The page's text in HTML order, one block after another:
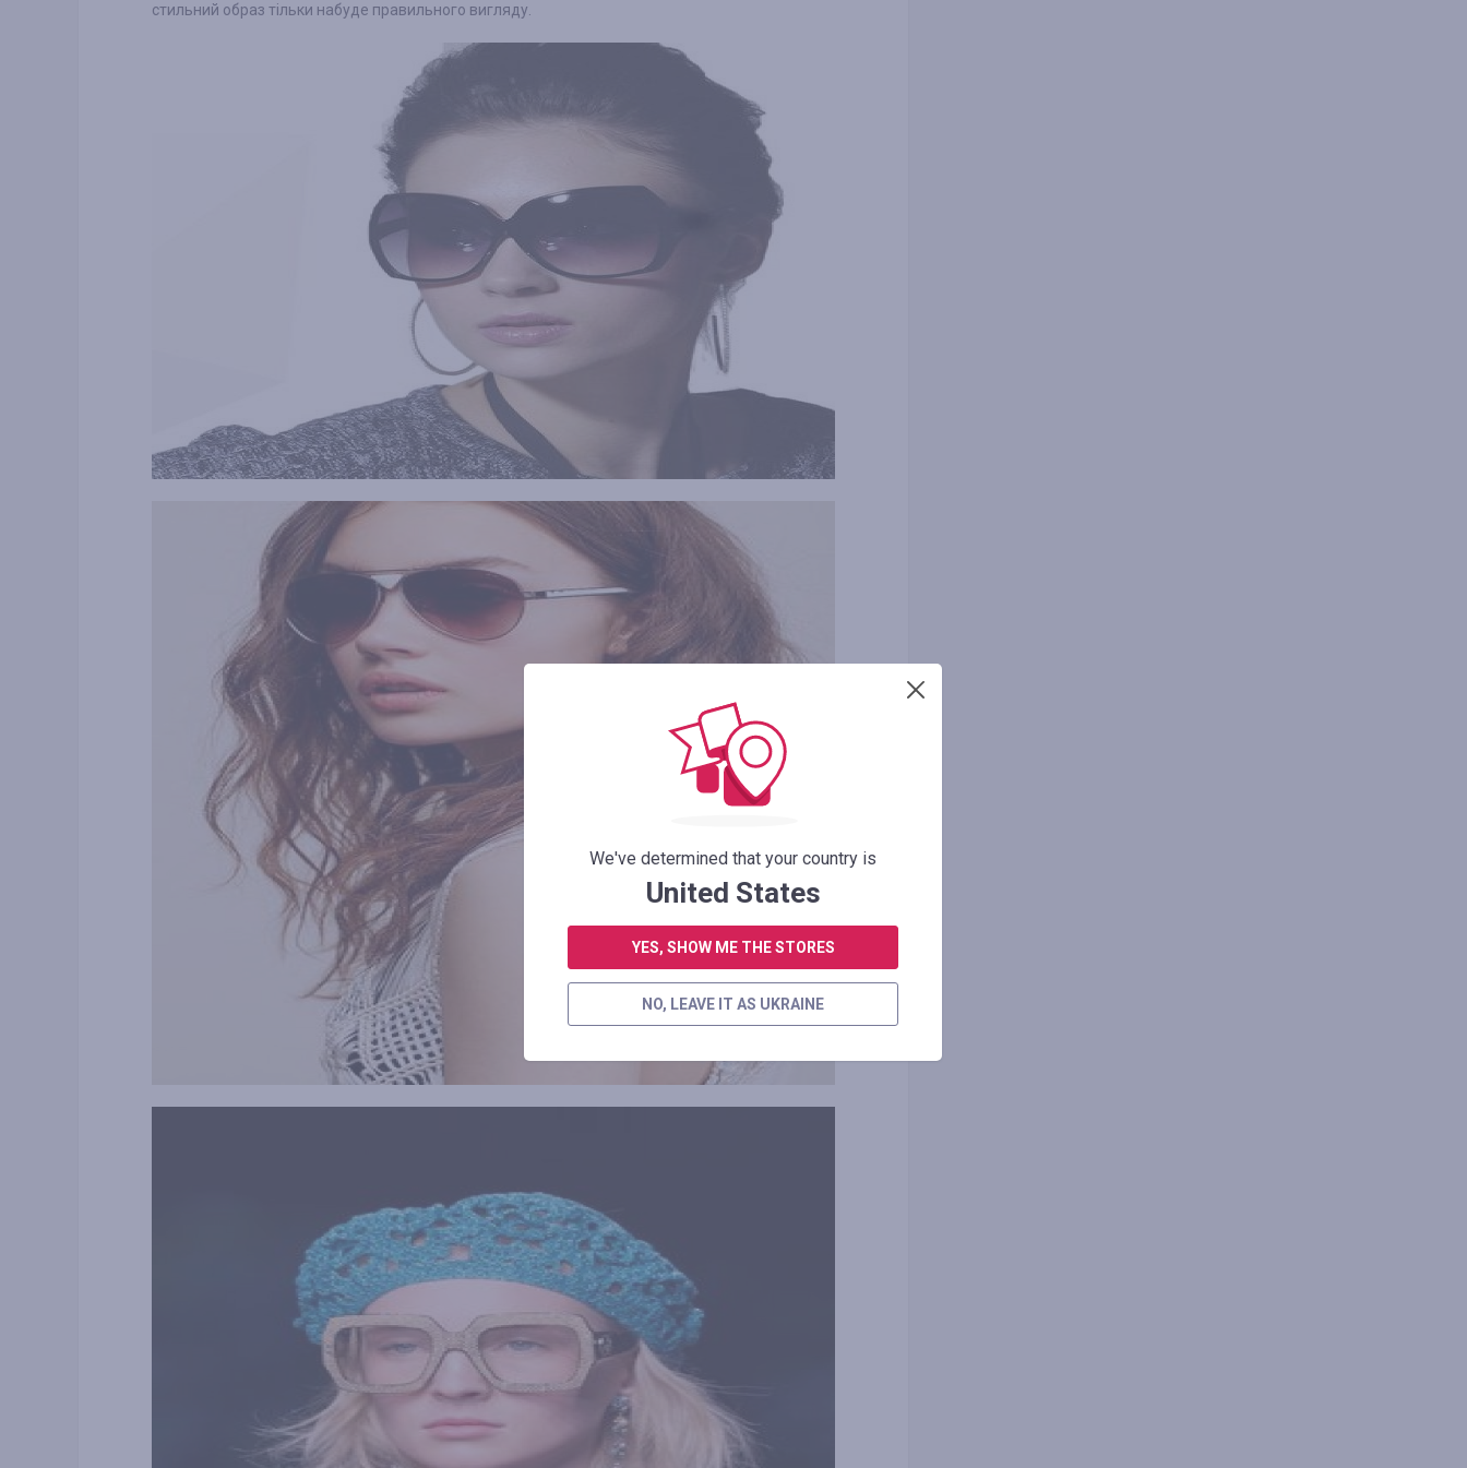
стильний образ тільки набуде правильного вигляду.
We've determined that your country is
United States
YES, SHOW ME THE STORES
NO, LEAVE IT AS UKRAINE